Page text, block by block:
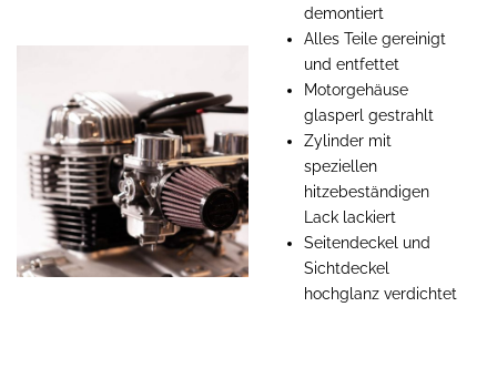
demontiert
Alles Teile gereinigt
und entfettet
Motorgehäuse
glasperl gestrahlt
Zylinder mit
speziellen
hitzebeständigen
Lack lackiert
Seitendeckel und
Sichtdeckel
hochglanz verdichtet